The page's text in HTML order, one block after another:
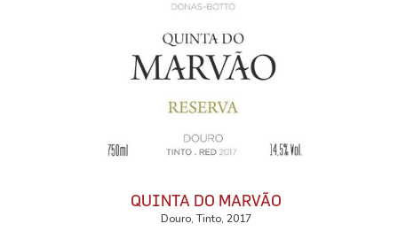
QUINTA DO MARVÃO
Douro, Tinto, 2017